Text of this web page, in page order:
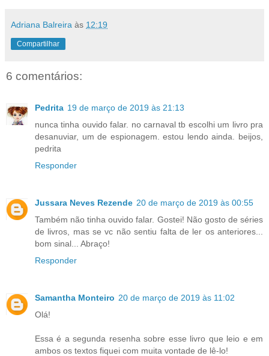
Adriana Balreira às 12:19
Compartilhar
6 comentários:
Pedrita 19 de março de 2019 às 21:13
nunca tinha ouvido falar. no carnaval tb escolhi um livro pra
desanuviar, um de espionagem. estou lendo ainda. beijos,
pedrita
Responder
Jussara Neves Rezende 20 de março de 2019 às 00:55
Também não tinha ouvido falar. Gostei! Não gosto de séries
de livros, mas se vc não sentiu falta de ler os anteriores...
bom sinal... Abraço!
Responder
Samantha Monteiro 20 de março de 2019 às 11:02
Olá!
Essa é a segunda resenha sobre esse livro que leio e em
ambos os textos fiquei com muita vontade de lê-lo!